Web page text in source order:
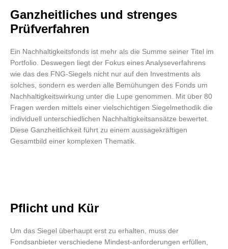
Ganzheitliches und strenges
Prüfverfahren
Ein Nachhaltigkeitsfonds ist mehr als die Summe seiner Titel im
Portfolio. Deswegen liegt der Fokus eines Analyseverfahrens
wie das des FNG-Siegels nicht nur auf den Investments als
solches, sondern es werden alle Bemühungen des Fonds um
Nachhaltigkeitswirkung unter die Lupe genommen. Mit über 80
Fragen werden mittels einer vielschichtigen Siegelmethodik die
individuell unterschiedlichen Nachhaltigkeitsansätze bewertet.
Diese Ganzheitlichkeit führt zu einem aussagekräftigen
Gesamtbild einer komplexen Thematik.
Pflicht und Kür
Um das Siegel überhaupt erst zu erhalten, muss der
Fondsanbieter verschiedene Mindest-anforderungen erfüllen,